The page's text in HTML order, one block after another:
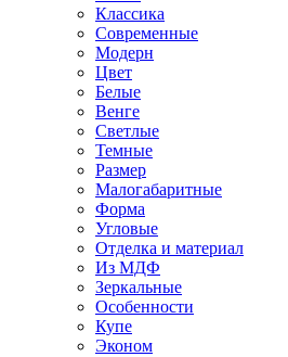
Классика
Современные
Модерн
Цвет
Белые
Венге
Светлые
Темные
Размер
Малогабаритные
Форма
Угловые
Отделка и материал
Из МДФ
Зеркальные
Особенности
Купе
Эконом